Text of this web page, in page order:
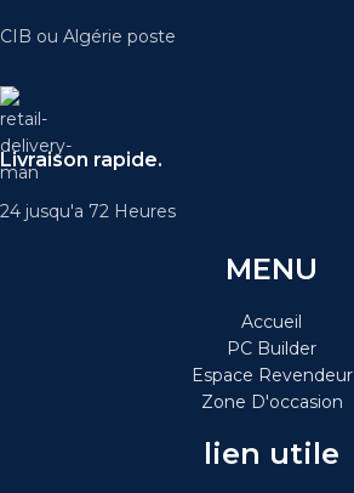
CIB ou Algérie poste
Livraison rapide.
24 jusqu'a 72 Heures
MENU
Accueil
PC Builder
Espace Revendeur
Zone D'occasion
lien utile